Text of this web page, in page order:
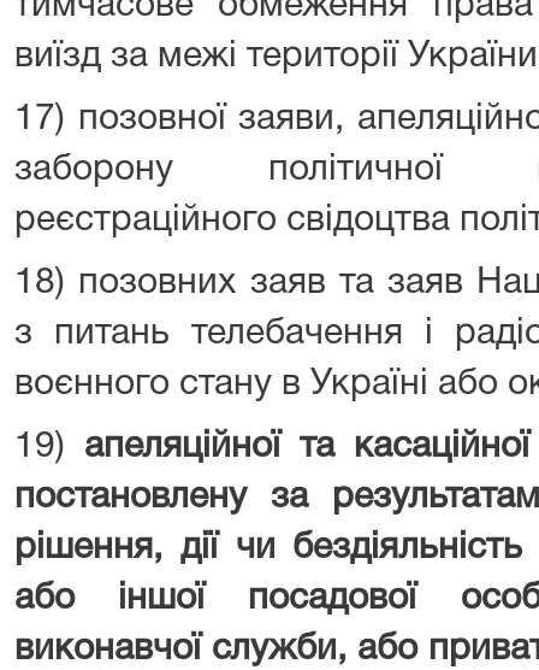
тимчасове обмеження
виїзд за межі території
17) позовної заяви,
заборону політичної
реєстраційного свідоцтва
18) позовних заяв та заяв
з питань телебачення і
воєнного стану в Україні або
19) апеляційної та
постановлену за
рішення, дії чи
або іншої посадової
виконавчої служби, або